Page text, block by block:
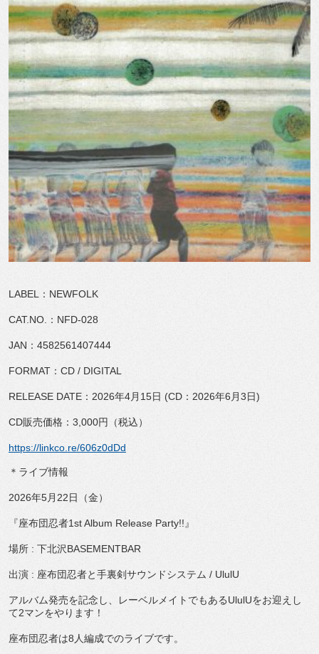
LABEL：NEWFOLK
CAT.NO.：NFD-028
JAN：4582561407444
FORMAT：CD / DIGITAL
RELEASE DATE：2026年4月15日 (CD：2026年6月3日)
CD販売価格：3,000円（税込）
https://linkco.re/606z0dDd
＊ライブ情報
2026年5月22日（金）
『座布団忍者1st Album Release Party!!』
場所 : 下北沢BASEMENTBAR
出演 : 座布団忍者と手裏剣サウンドシステム / UlulU
アルバム発売を記念し、レーベルメイトでもあるUlulUをお迎えし
て2マンをやります！
座布団忍者は8人編成でのライブです。